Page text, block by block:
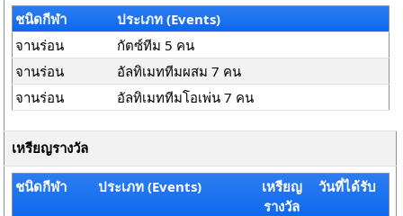
ชนิดกีฬา
ประเภท (Events)
จานร่อน
กัตซ์ทีม 5 คน
จานร่อน
อัลทิเมททีมผสม 7 คน
จานร่อน
อัลทิเมททีมโอเพ่น 7 คน
เหรียญรางวัล
ชนิดกีฬา ประเภท (Events)
เหรียญ
รางวัล
วันที่ได้รับ